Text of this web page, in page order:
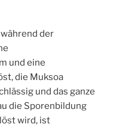
der
und eine
die Muksoa
und das ganze
die Sporenbildung
wird, ist